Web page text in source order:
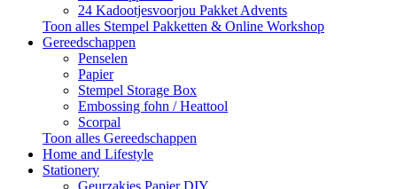
24 Kadootjesvoorjou Pakket Advents
Toon alles Stempel Pakketten & Online Workshop
Gereedschappen
Penselen
Papier
Stempel Storage Box
Embossing fohn / Heattool
Scorpal
Toon alles Gereedschappen
Home and Lifestyle
Stationery
Geurzakjes Papier DIY